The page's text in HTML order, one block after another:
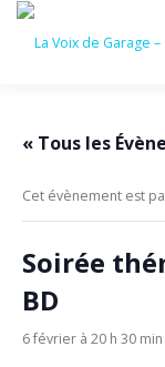
Aller
contenu
CONTACTEZ-
« Tous les
Cet évènement est
Soirée
BD
6 février à 20 h 30 min